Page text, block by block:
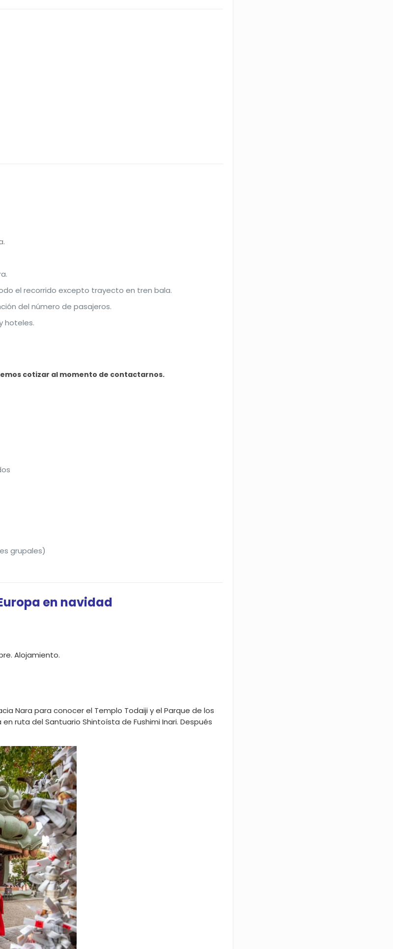
el recorrido excepto trayecto en tren bala.
del número de pasajeros.
hoteles.
cotizar al momento de contactarnos.
grupales)
en navidad
Alojamiento.
Nara para conocer el Templo Todaiji y el Parque de los
ruta del Santuario Shintoísta de Fushimi Inari. Después